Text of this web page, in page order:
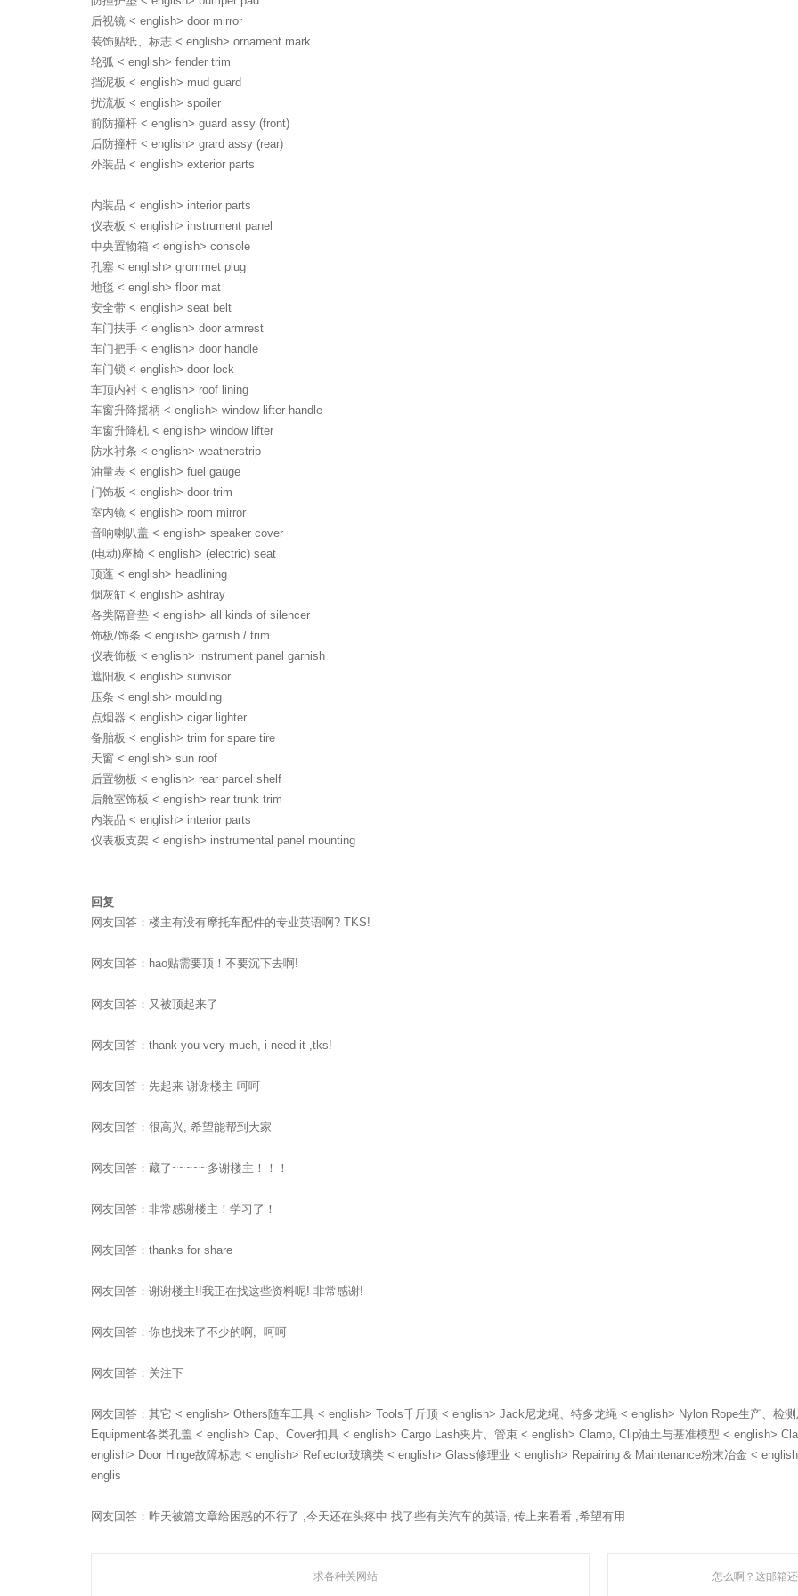
后视镜 < english> door mirror
装饰贴纸、标志 < english> ornament mark
轮弧 < english> fender trim
挡泥板 < english> mud guard
扰流板 < english> spoiler
前防撞杆 < english> guard assy (front)
后防撞杆 < english> grard assy (rear)
外装品 < english> exterior parts
内装品 < english> interior parts
仪表板 < english> instrument panel
中央置物箱 < english> console
孔塞 < english> grommet plug
地毯 < english> floor mat
安全带 < english> seat belt
车门扶手 < english> door armrest
车门把手 < english> door handle
车门锁 < english> door lock
车顶内衬 < english> roof lining
车窗升降摇柄 < english> window lifter handle
车窗升降机 < english> window lifter
防水衬条 < english> weatherstrip
油量表 < english> fuel gauge
门饰板 < english> door trim
室内镜 < english> room mirror
音响喇叭盖 < english> speaker cover
(电动)座椅 < english> (electric) seat
顶蓬 < english> headlining
烟灰缸 < english> ashtray
各类隔音垫 < english> all kinds of silencer
饰板/饰条 < english> garnish / trim
仪表饰板 < english> instrument panel garnish
遮阳板 < english> sunvisor
压条 < english> moulding
点烟器 < english> cigar lighter
备胎板 < english> trim for spare tire
天窗 < english> sun roof
后置物板 < english> rear parcel shelf
后舱室饰板 < english> rear trunk trim
内装品 < english> interior parts
仪表板支架 < english> instrumental panel mounting
回复
网友回答：楼主有没有摩托车配件的专业英语啊? TKS!
网友回答：hao贴需要顶！不要沉下去啊!
网友回答：又被顶起来了
网友回答：thank you very much, i need it ,tks!
网友回答：先起来 谢谢楼主 呵呵
网友回答：很高兴, 希望能帮到大家
网友回答：藏了~~~~~多谢楼主！！！
网友回答：非常感谢楼主！学习了！
网友回答：thanks for share
网友回答：谢谢楼主!!我正在找这些资料呢! 非常感谢!
网友回答：你也找来了不少的啊, 呵呵
网友回答：关注下
网友回答：其它 < english> Others随车工具 < english> Tools千斤顶 < english> Jack尼龙绳、特多龙绳 < english> Nylon Rope生产、检
Equipment各类孔盖 < english> Cap、Cover扣具 < english> Cargo Lash夹片、管束 < english> Clamp, Clip油土与基准模型 < english>
english> Door Hinge故障标志 < english> Reflector玻璃类 < english> Glass修理业 < english> Repairing & Maintenance粉末冶金 <
englis
网友回答：昨天被篇文章给困惑的不行了 ,今天还在头疼中 找了些有关汽车的英语, 传上来看看 ,希望有用
求各种关网站 怎么啊？这邮箱
关于聚焦
广州聚焦网络技术有限公司作为国内知名人工智能营销机
构，是一家集技术研发与网络营销服务为一体的创新型高新
技术企业。
公司成立于2005年，总部设立于广州市CBD，在佛山、深圳
等地设立多家分支机构，拥有专业的技术团队及客服队伍，
查看更多 >>